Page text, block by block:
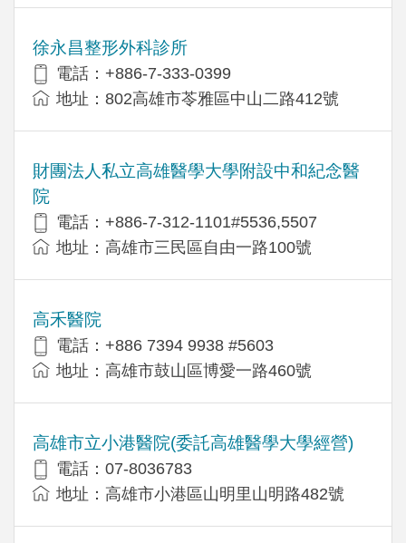
徐永昌整形外科診所
電話：+886-7-333-0399
地址：802高雄市苓雅區中山二路412號
財團法人私立高雄醫學大學附設中和紀念醫
院
電話：+886-7-312-1101#5536,5507
地址：高雄市三民區自由一路100號
高禾醫院
電話：+886 7394 9938 #5603
地址：高雄市鼓山區博愛一路460號
高雄市立小港醫院(委託高雄醫學大學經營)
電話：07-8036783
地址：高雄市小港區山明里山明路482號